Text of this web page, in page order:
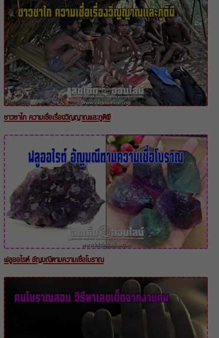
ชาวซาไก ความเชื่อเรื่องวิญญาณและภูติผี
ฟลูออไรต์ อัญมณีตามความเชื่อโบราณ